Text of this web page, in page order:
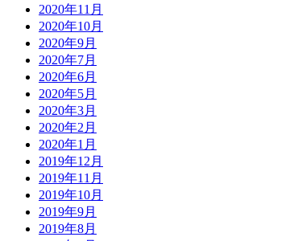
2020年11月
2020年10月
2020年9月
2020年7月
2020年6月
2020年5月
2020年3月
2020年2月
2020年1月
2019年12月
2019年11月
2019年10月
2019年9月
2019年8月